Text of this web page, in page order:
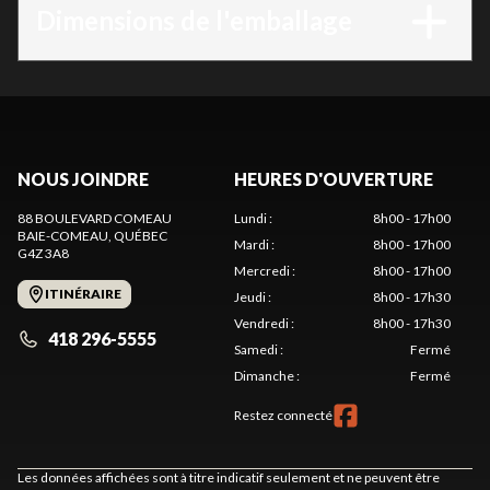
NOUS JOINDRE
88 BOULEVARD COMEAU
BAIE-COMEAU, QUÉBEC
G4Z 3A8
ITINÉRAIRE
418 296-5555
HEURES D'OUVERTURE
Lundi:
8h00 - 17h00
Mardi:
8h00 - 17h00
Mercredi:
8h00 - 17h00
Jeudi:
8h00 - 17h30
Vendredi:
8h00 - 17h30
Samedi:
Fermé
Dimanche: Fermé
Restez connecté
Les données affichées sont à titre indicatif seulement et ne peuvent être